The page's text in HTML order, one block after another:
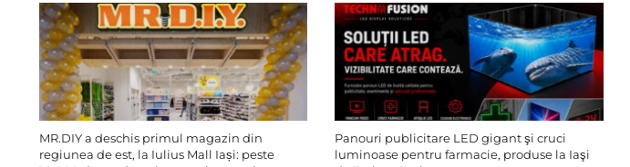
MR.DIY a deschis primul magazin din
regiunea de est, la Iulius Mall Iași: peste
Panouri publicitare LED gigant şi cruci
luminoase pentru farmacie, produse la Iaşi